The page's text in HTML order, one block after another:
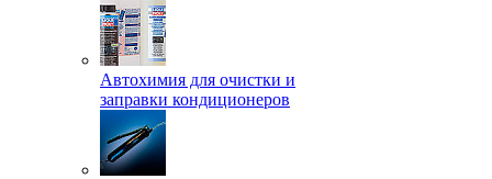
Автохимия для очистки и
заправки кондиционеров